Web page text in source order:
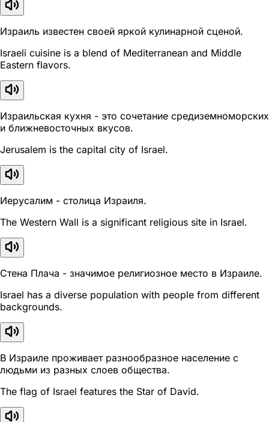
Израиль известен своей яркой кулинарной сценой.
Israeli cuisine is a blend of Mediterranean and Middle
Eastern flavors.
Израильская кухня - это сочетание средиземноморских
и ближневосточных вкусов.
Jerusalem is the capital city of Israel.
Иерусалим - столица Израиля.
The Western Wall is a significant religious site in Israel.
Стена Плача - значимое религиозное место в Израиле.
Israel has a diverse population with people from different
backgrounds.
В Израиле проживает разнообразное население с
людьми из разных слоев общества.
The flag of Israel features the Star of David.